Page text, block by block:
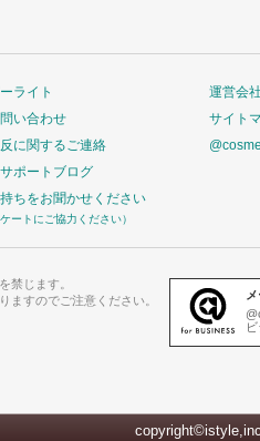
ライト
い合わせ
に関するご連絡
ポートブログ
ちをお聞かせください
ートにご協力ください）
運営会社
サイト
禁じます。
ますのでご注意ください。
copyright©istyle,inc.